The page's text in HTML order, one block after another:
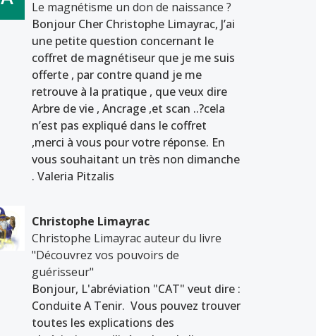
Le magnétisme un don de naissance ?
Bonjour Cher Christophe Limayrac, J’ai
une petite question concernant le
coffret de magnétiseur que je me suis
offerte , par contre quand je me
retrouve à la pratique , que veux dire
Arbre de vie , Ancrage ,et scan ..?cela
n’est pas expliqué dans le coffret
,merci à vous pour votre réponse. En
vous souhaitant un très non dimanche
. Valeria Pitzalis
Christophe Limayrac
Christophe Limayrac auteur du livre
"Découvrez vos pouvoirs de
guérisseur"
Bonjour, L'abréviation "CAT" veut dire :
Conduite A Tenir. Vous pouvez trouver
toutes les explications des